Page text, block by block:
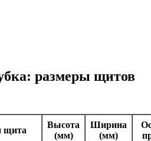
размеры щитов
щита
Высота
(мм)
Ширина
(мм)